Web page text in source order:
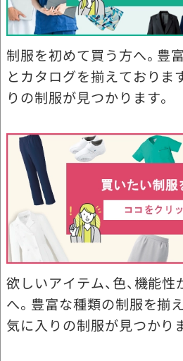
制服を初めて買う方へ。豊
とカタログを揃えておりま
りの制服が見つかります。
欲しいアイテム、色、機能
へ。豊富な種類の制服を揃
気に入りの制服が見つかり